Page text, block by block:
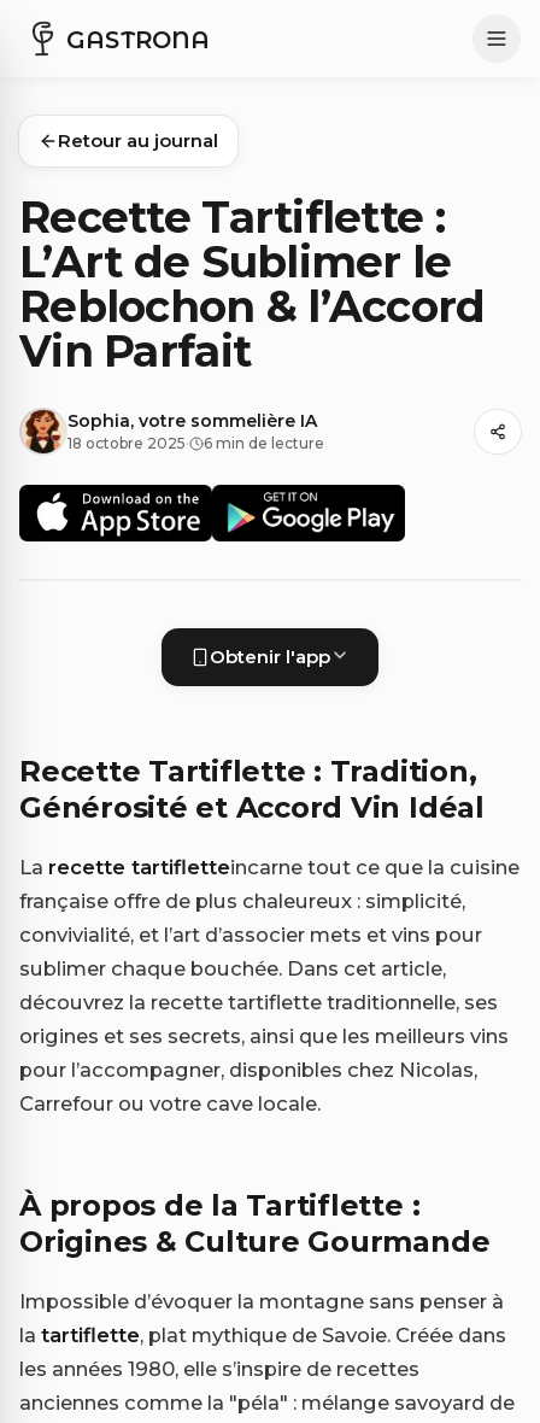
GASTRONA
Retour au journal
Recette Tartiflette :
L’Art de Sublimer le
Reblochon & l’Accord
Vin Parfait
Sophia, votre sommelière IA
18 octobre 2025· 6 min de lecture
Obtenir l'app
Recette Tartiflette : Tradition,
Générosité et Accord Vin Idéal
La recette tartifletteincarne tout ce que la cuisine
française offre de plus chaleureux : simplicité,
convivialité, et l’art d’associer mets et vins pour
sublimer chaque bouchée. Dans cet article,
découvrez la recette tartiflette traditionnelle, ses
origines et ses secrets, ainsi que les meilleurs vins
pour l’accompagner, disponibles chez Nicolas,
Carrefour ou votre cave locale.
À propos de la Tartiflette :
Origines & Culture Gourmande
Impossible d’évoquer la montagne sans penser à
la tartiflette, plat mythique de Savoie. Créée dans
les années 1980, elle s’inspire de recettes
anciennes comme la "péla" : mélange savoyard de